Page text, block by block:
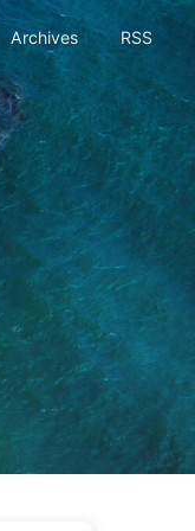
Archives RSS